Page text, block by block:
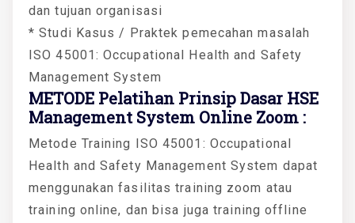
dan tujuan organisasi
* Studi Kasus / Praktek pemecahan masalah
ISO 45001: Occupational Health and Safety
Management System
METODE Pelatihan Prinsip Dasar HSE
Management System Online Zoom :
Metode Training ISO 45001: Occupational
Health and Safety Management System dapat
menggunakan fasilitas training zoom atau
training online, dan bisa juga training offline